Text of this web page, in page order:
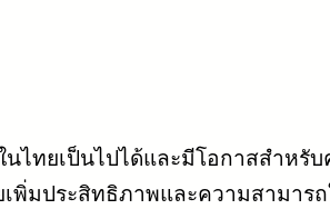
ไทยเป็นไปได้และมีโอกาสสำหรั
พิ่มประสิทธิภาพและความสามา